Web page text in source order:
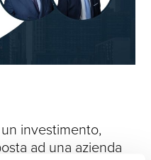
investimento,
ad una azienda